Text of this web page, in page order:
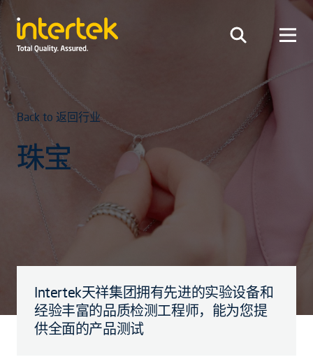
Back to 返回行业
珠宝
Intertek天祥集团拥有先进的实验设备和
经验丰富的品质检测工程师，能为您提
供全面的产品测试